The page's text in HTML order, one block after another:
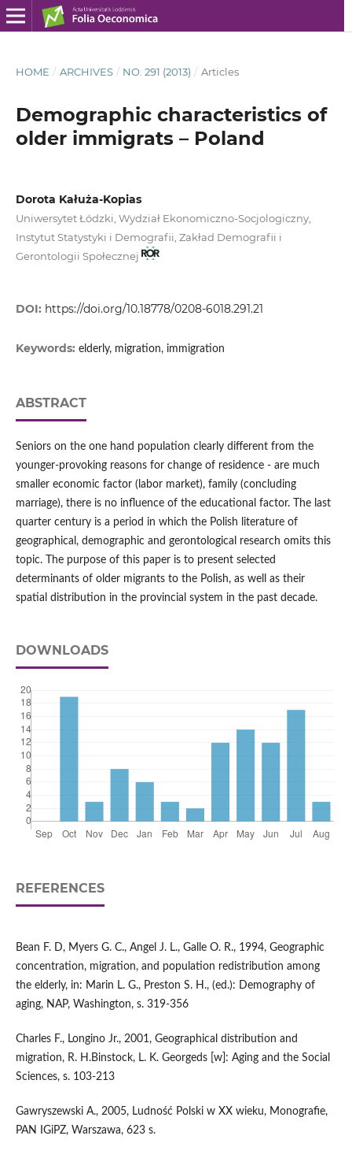
HOME / ARCHIVES / NO. 291 (2013) / Articles
Demographic characteristics of
older immigrats – Poland
Dorota Kałuża-Kopias
Uniwersytet Łódzki, Wydział Ekonomiczno-Socjologiczny,
Instytut Statystyki i Demografii, Zakład Demografii i
Gerontologii Społecznej
DOI: https://doi.org/10.18778/0208-6018.291.21
Keywords: elderly, migration, immigration
ABSTRACT
Seniors on the one hand population clearly different from the
younger-provoking reasons for change of residence - are much
smaller economic factor (labor market), family (concluding
marriage), there is no influence of the educational factor. The last
quarter century is a period in which the Polish literature of
geographical, demographic and gerontological research omits this
topic. The purpose of this paper is to present selected
determinants of older migrants to the Polish, as well as their
spatial distribution in the provincial system in the past decade.
DOWNLOADS
REFERENCES
Bean F. D, Myers G. C., Angel J. L., Galle O. R., 1994, Geographic
concentration, migration, and population redistribution among
the elderly, in: Marin L. G., Preston S. H., (ed.): Demography of
aging, NAP, Washington, s. 319-356
Charles F., Longino Jr., 2001, Geographical distribution and
migration, R. H.Binstock, L. K. Georgeds [w]: Aging and the Social
Sciences, s. 103-213
Gawryszewski A., 2005, Ludność Polski w XX wieku, Monografie,
PAN IGiPZ, Warszawa, 623 s.